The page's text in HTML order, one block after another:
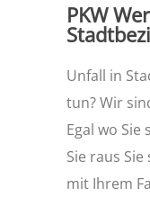
PKW
Unfall in
tun? Wir
Egal wo
Sie raus
mit Ihrem